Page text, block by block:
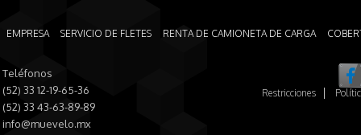
EMPRESA SERVICIO DE FLETES RENTA DE CAMIONETA DE CARGA
Teléfonos
(52) 33 12-19-65-36
(52) 33 43-63-89-89
info@muevelo.mx
Restricciones